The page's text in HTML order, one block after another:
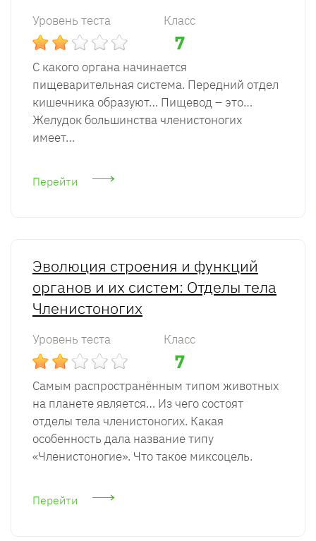
Уровень теста Класс
7
С какого органа начинается
пищеварительная система. Передний отдел
кишечника образуют… Пищевод – это…
Желудок большинства членистоногих
имеет…
Перейти
Эволюция строения и функций
органов и их систем: Отделы тела
Членистоногих
Уровень теста Класс
7
Самым распространённым типом животных
на планете является… Из чего состоят
отделы тела членистоногих. Какая
особенность дала название типу
«Членистоногие». Что такое миксоцель.
Перейти